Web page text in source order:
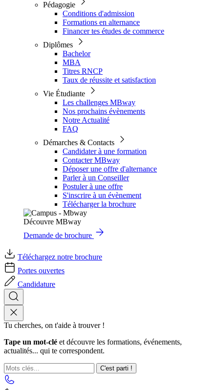
Pédagogie
Conditions d'admission
Formations en alternance
Financer tes études de commerce
Diplômes
Bachelor
MBA
Titres RNCP
Taux de réussite et satisfaction
Vie Étudiante
Les challenges MBway
Nos prochains évènements
Notre Actualité
FAQ
Démarches & Contacts
Candidater à une formation
Contacter MBway
Déposer une offre d'alternance
Parler à un Conseiller
Postuler à une offre
S'inscrire à un évènement
Télécharger la brochure
Découvre MBway
Demande de brochure
Téléchargez notre brochure
Portes ouvertes
Candidature
Tu cherches, on t'aide à trouver !
Tape un mot-clé et découvre les formations, événements,
actualités... qui te correspondent.
C'est parti !